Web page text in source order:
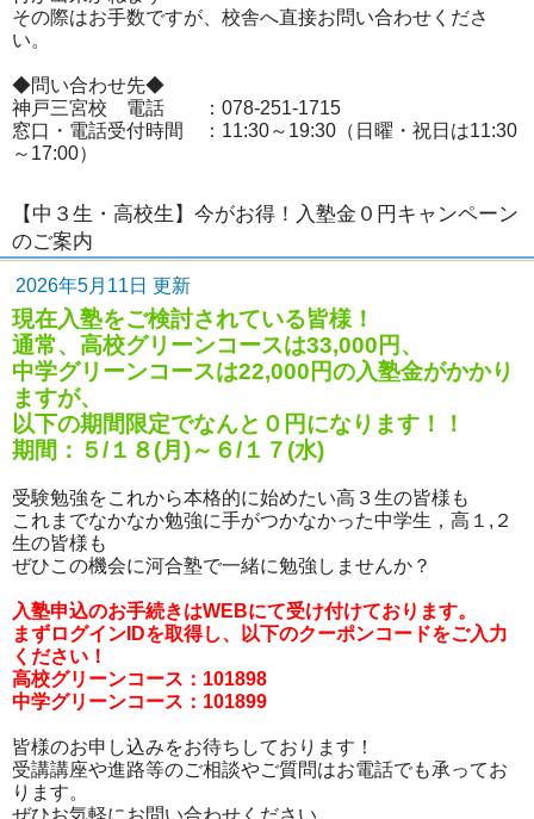
その際はお手数ですが、校舎へ直接お問い合わせくださ
い。
◆問い合わせ先◆
神戸三宮校 電話 ：078-251-1715
窓口・電話受付時間 ：11:30～19:30（日曜・祝日は11:30
～17:00）
【中３生・高校生】今がお得！入塾金０円キャンペーン
のご案内
2026年5月11日 更新
現在入塾をご検討されている皆様！
通常、高校グリーンコースは33,000円、
中学グリーンコースは22,000円の入塾金がかかり
ますが、
以下の期間限定でなんと０円になります！！
期間：５/１８(月)～６/１７(水)
受験勉強をこれから本格的に始めたい高３生の皆様も
これまでなかなか勉強に手がつかなかった中学生，高１,２
生の皆様も
ぜひこの機会に河合塾で一緒に勉強しませんか？
入塾申込のお手続きはWEBにて受け付けております。
まずログインIDを取得し、以下のクーポンコードをご入力
ください！
高校グリーンコース：101898
中学グリーンコース：101899
皆様のお申し込みをお待ちしております！
受講講座や進路等のご相談やご質問はお電話でも承ってお
ります。
ぜひお気軽にお問い合わせください。